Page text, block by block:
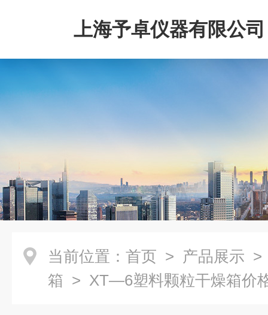
上海予卓仪器有限公司
当前位置： 首页 > 产品展示
箱 > XT—6塑料颗粒干燥箱价